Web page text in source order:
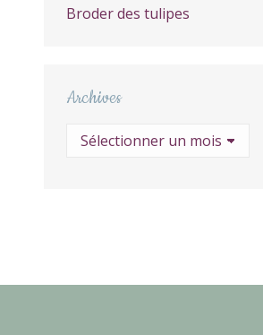
Broder des tulipes
Archives
Archives